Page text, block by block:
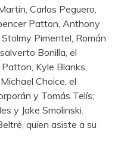
Carlos Peguero,
Patton, Anthony
Pimentel, Román
Bonilla, el
Kyle Blanks,
Choice, el
y Tomás Telís;
y Jake Smolinski.
quien asiste a su